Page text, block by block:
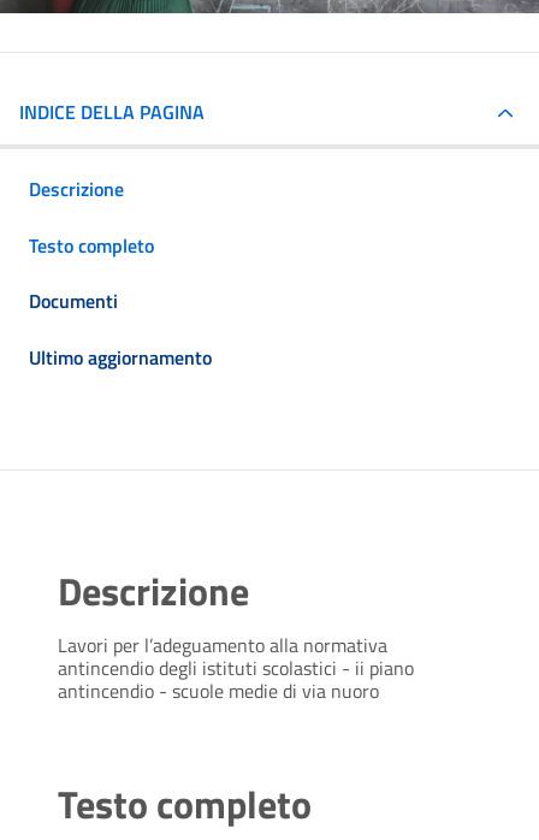
INDICE DELLA PAGINA
Descrizione
Testo completo
Documenti
Ultimo aggiornamento
Descrizione
Lavori per l’adeguamento alla normativa
antincendio degli istituti scolastici - ii piano
antincendio - scuole medie di via nuoro
Testo completo